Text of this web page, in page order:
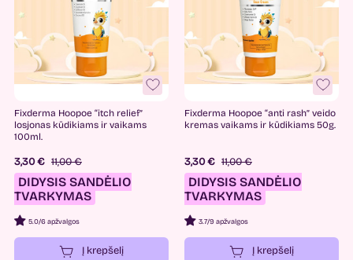
Fixderma Hoopoe “itch relief”
losjonas kūdikiams ir vaikams
100ml.
3,30 € 11,00 €
DIDYSIS SANDĖLIO
TVARKYMAS
5.0/6 apžvalgos
Į krepšelį
Fixderma Hoopoe “anti rash” veido
kremas vaikams ir kūdikiams 50g.
3,30 € 11,00 €
DIDYSIS SANDĖLIO
TVARKYMAS
3.7/9 apžvalgos
Į krepšelį